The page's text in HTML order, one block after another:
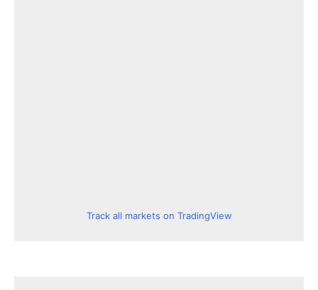
Track all markets on TradingView